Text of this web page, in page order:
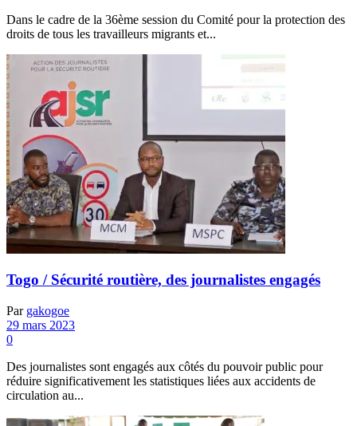
Dans le cadre de la 36ème session du Comité pour la protection des
droits de tous les travailleurs migrants et...
Togo / Sécurité routière, des journalistes engagés
Par gakogoe
29 mars 2023
0
Des journalistes sont engagés aux côtés du pouvoir public pour
réduire significativement les statistiques liées aux accidents de
circulation au...